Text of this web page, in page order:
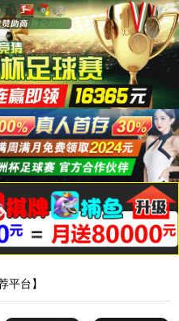
线路检测